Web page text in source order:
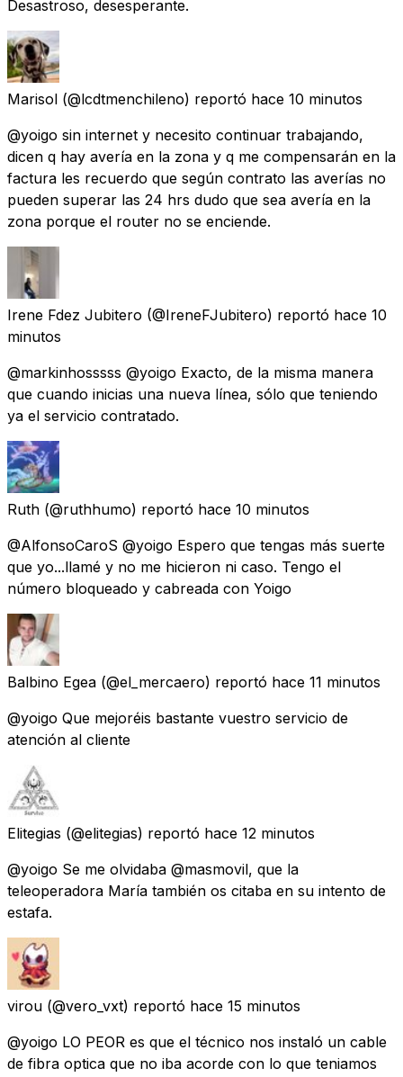
Desastroso, desesperante.
Marisol (@lcdtmenchileno) reportó hace 10 minutos
@yoigo sin internet y necesito continuar trabajando,
dicen q hay avería en la zona y q me compensarán en la
factura les recuerdo que según contrato las averías no
pueden superar las 24 hrs dudo que sea avería en la
zona porque el router no se enciende.
Irene Fdez Jubitero (@IreneFJubitero) reportó hace 10
minutos
@markinhosssss @yoigo Exacto, de la misma manera
que cuando inicias una nueva línea, sólo que teniendo
ya el servicio contratado.
Ruth (@ruthhumo) reportó hace 10 minutos
@AlfonsoCaroS @yoigo Espero que tengas más suerte
que yo...llamé y no me hicieron ni caso. Tengo el
número bloqueado y cabreada con Yoigo
Balbino Egea (@el_mercaero) reportó hace 11 minutos
@yoigo Que mejoréis bastante vuestro servicio de
atención al cliente
Elitegias (@elitegias) reportó hace 12 minutos
@yoigo Se me olvidaba @masmovil, que la
teleoperadora María también os citaba en su intento de
estafa.
virou (@vero_vxt) reportó hace 15 minutos
@yoigo LO PEOR es que el técnico nos instaló un cable
de fibra optica que no iba acorde con lo que teniamos